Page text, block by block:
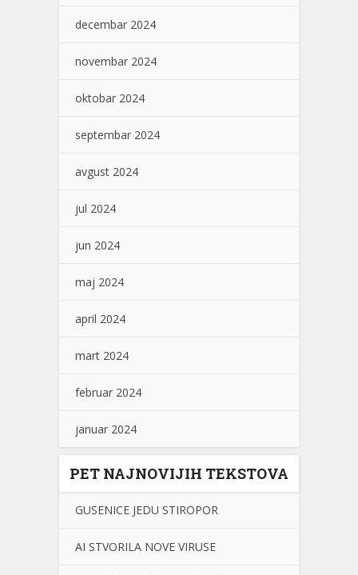
decembar 2024
novembar 2024
oktobar 2024
septembar 2024
avgust 2024
jul 2024
jun 2024
maj 2024
april 2024
mart 2024
februar 2024
januar 2024
PET NAJNOVIJIH TEKSTOVA
GUSENICE JEDU STIROPOR
AI STVORILA NOVE VIRUSE